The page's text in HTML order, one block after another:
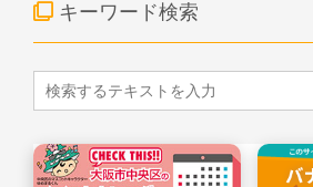
キーワード検索